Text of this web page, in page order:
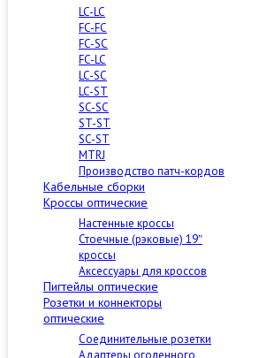
LC-LC
FC-FC
FC-SC
FC-LC
LC-SC
LC-ST
SC-SC
ST-ST
SC-ST
MTRJ
Производство патч-кордов
Кабельные сборки
Кроссы оптические
Настенные кроссы
Стоечные (рэковые) 19″
кроссы
Аксессуары для кроссов
Пигтейлы оптические
Розетки и коннекторы
оптические
Соединительные розетки
Адаптеры оголенного